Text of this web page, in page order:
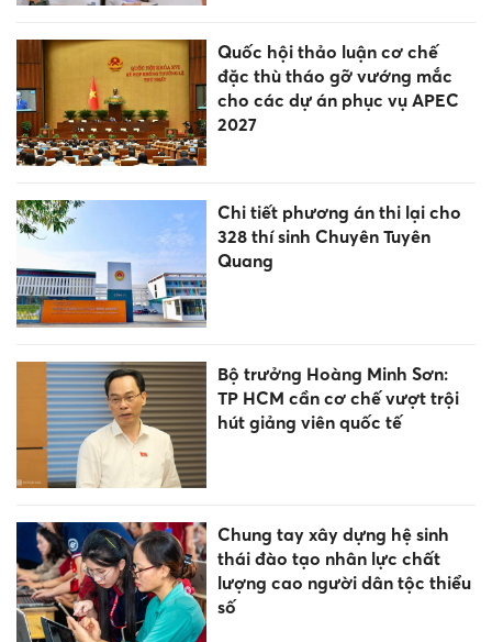
Quốc hội thảo luận cơ chế
đặc thù tháo gỡ vướng mắc
cho các dự án phục vụ APEC
2027
Chi tiết phương án thi lại cho
328 thí sinh Chuyên Tuyên
Quang
Bộ trưởng Hoàng Minh Sơn:
TP HCM cần cơ chế vượt trội
hút giảng viên quốc tế
Chung tay xây dựng hệ sinh
thái đào tạo nhân lực chất
lượng cao người dân tộc thiểu
số